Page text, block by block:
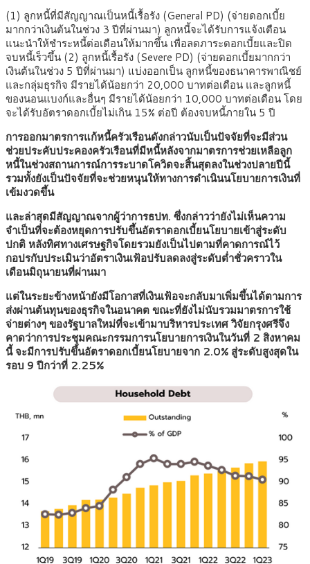
(1) ลูกหนี้ที่มีสัญญาณเป็นหนี้เรื้อรัง (General PD) (จ่ายดอกเบี้ย
มากกว่าเงินต้นในช่วง 3 ปีที่ผ่านมา) ลูกหนี้จะได้รับการแจ้งเตือน
แนะนำให้ชำระหนี้ต่อเดือนให้มากขึ้น เพื่อลดภาระดอกเบี้ยและปิด
จบหนี้เร็วขึ้น (2) ลูกหนี้เรื้อรัง (Severe PD) (จ่ายดอกเบี้ยมากกว่า
เงินต้นในช่วง 5 ปีที่ผ่านมา) แบ่งออกเป็น ลูกหนี้ของธนาคารพาณิชย์
และกลุ่มธุรกิจ มีรายได้น้อยกว่า 20,000 บาทต่อเดือน และลูกหนี้
ของนอนแบงก์และอื่นๆ มีรายได้น้อยกว่า 10,000 บาทต่อเดือน โดย
จะได้รับอัตราดอกเบี้ยไม่เกิน 15% ต่อปี ต้องจบหนี้ภายใน 5 ปี
การออกมาตรการแก้หนี้ครัวเรือนดังกล่าวนับเป็นปัจจัยที่จะมีส่วน
ช่วยประคับประคองครัวเรือนที่มีหนี้หลังจากมาตรการช่วยเหลือลูก
หนี้ในช่วงสถานการณ์การระบาดโควิดจะสิ้นสุดลงในช่วงปลายปีนี้
รวมทั้งยังเป็นปัจจัยที่จะช่วยหนุนให้ทางการดำเนินนโยบายการเงินที่
เข้มงวดขึ้น
และล่าสุดมีสัญญาณจากผู้ว่าการธปท. ซึ่งกล่าวว่ายังไม่เห็นความ
จำเป็นที่จะต้องหยุดการปรับขึ้นอัตราดอกเบี้ยนโยบายเข้าสู่ระดับ
ปกติ หลังทิศทางเศรษฐกิจโดยรวมยังเป็นไปตามที่คาดการณ์ไว้
กอปรกับประเมินว่าอัตราเงินเฟ้อปรับลดลงสู่ระดับต่ำชั่วคราวใน
เดือนมิถุนายนที่ผ่านมา
แต่ในระยะข้างหน้ายังมีโอกาสที่เงินเฟ้อจะกลับมาเพิ่มขึ้นได้ตามการ
ส่งผ่านต้นทุนของธุรกิจในอนาคต ขณะที่ยังไม่นับรวมมาตรการใช้
จ่ายต่างๆ ของรัฐบาลใหม่ที่จะเข้ามาบริหารประเทศ วิจัยกรุงศรีจึง
คาดว่าการประชุมคณะกรรมการนโยบายการเงินในวันที่ 2 สิงหาคม
นี้ จะมีการปรับขึ้นอัตราดอกเบี้ยนโยบายจาก 2.0% สู่ระดับสูงสุดใน
รอบ 9 ปีกว่าที่ 2.25%